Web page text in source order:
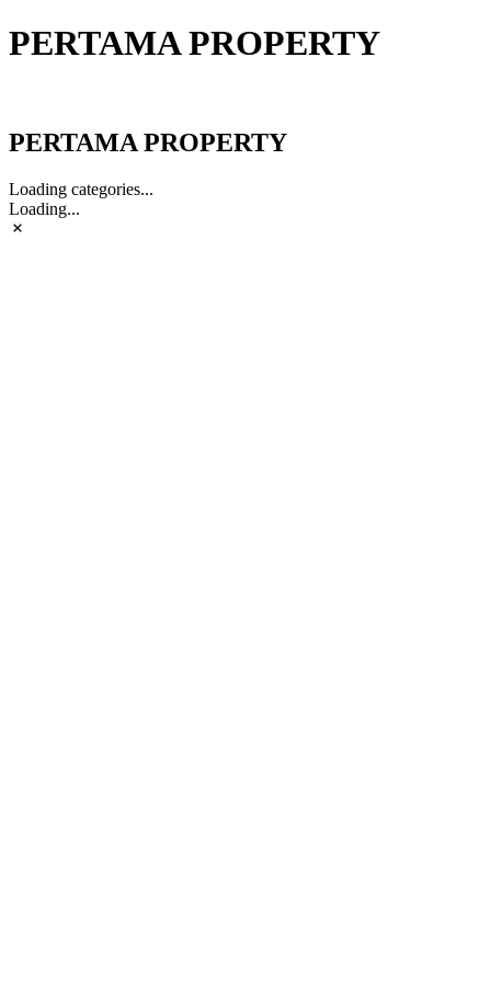
PERTAMA PROPERTY
PERTAMA PROPERTY
Loading categories...
Loading...